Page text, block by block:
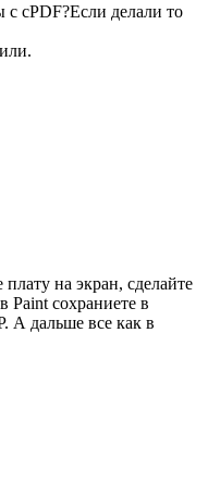
с сPDF?Если делали то
на экран, сделайте
Paint сохраниете в
А дальше все как в